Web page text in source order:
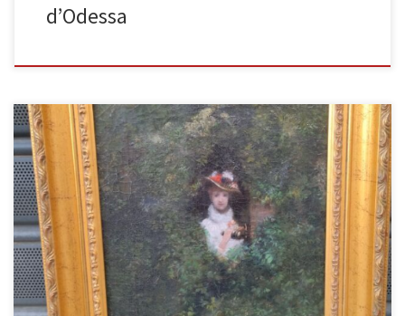
d’Odessa
L’indiscrète Huile sur toile, signée en bas à droite, datée 1882, 41
x 27 cm. Petites craquelures. Il s’agit là […]